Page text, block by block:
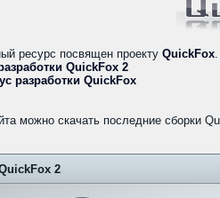
ресурс посвящен проекту QuickFox.
QuickFox 2
разработки QuickFox
можно скачать последние сборки
2